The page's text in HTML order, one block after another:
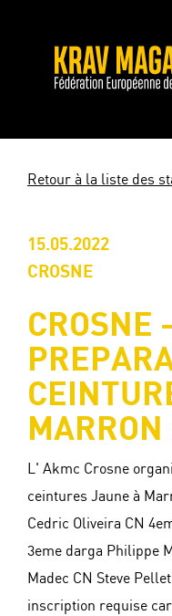
Retour à la liste des
15.05.2022
CROSNE
CROSNE -
MARRON
L' Akmc Crosne
ceintures Jaune à
Cedric Oliveira CN
3eme darga Philippe
Madec CN Steve
inscription requise